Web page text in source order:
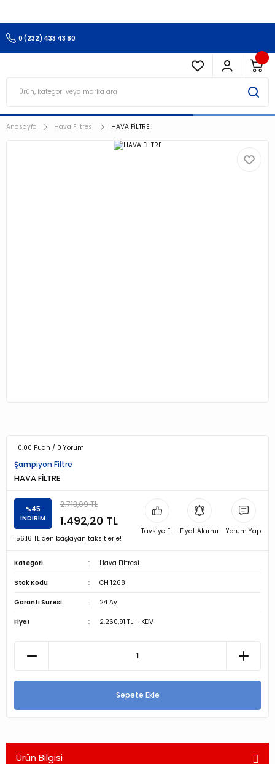
0 (232) 433 43 80
Anasayfa Hava Filtresi HAVA FİLTRE
0.00 Puan / 0 Yorum
Şampiyon Filtre
HAVA FİLTRE
%45
İNDİRİM
2.713,09 TL
1.492,20 TL
156,16 TL den başlayan taksitlerle!
Tavsiye Et Fiyat Alarmı Yorum Yap
Kategori Hava Filtresi
Stok Kodu CH 1268
Garanti Süresi 24 Ay
Fiyat 2.260,91 TL + KDV
Sepete Ekle
Ürün Bilgisi